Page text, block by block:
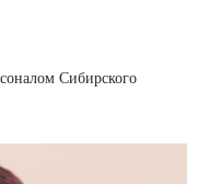
Сибирского